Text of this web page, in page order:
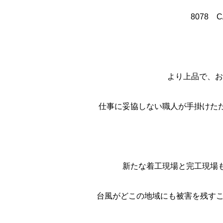
8078 C/
より上品で、
仕事に妥協しない職人が手掛けた
新たな着工現場と完工現場
台風がどこの地域にも被害を残す